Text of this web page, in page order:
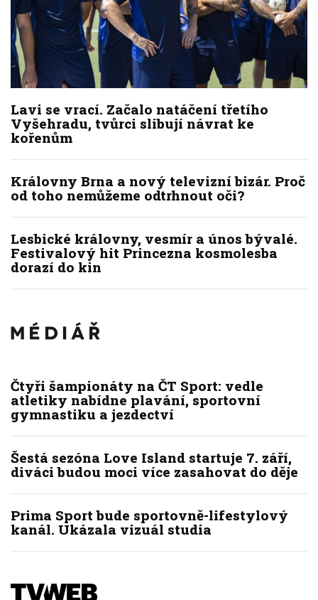
Lavi se vrací. Začalo natáčení třetího
Vyšehradu, tvůrci slibují návrat ke
kořenům
Královny Brna a nový televizní bizár. Proč
od toho nemůžeme odtrhnout oči?
Lesbické královny, vesmír a únos bývalé.
Festivalový hit Princezna kosmolesba
dorazí do kin
Čtyři šampionáty na ČT Sport: vedle
atletiky nabídne plavání, sportovní
gymnastiku a jezdectví
Šestá sezóna Love Island startuje 7. září,
diváci budou moci více zasahovat do děje
Prima Sport bude sportovně-lifestylový
kanál. Ukázala vizuál studia